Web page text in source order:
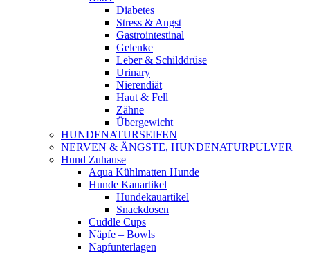
Diabetes
Stress & Angst
Gastrointestinal
Gelenke
Leber & Schilddrüse
Urinary
Nierendiät
Haut & Fell
Zähne
Übergewicht
HUNDENATURSEIFEN
NERVEN & ÄNGSTE, HUNDENATURPULVER
Hund Zuhause
Aqua Kühlmatten Hunde
Hunde Kauartikel
Hundekauartikel
Snackdosen
Cuddle Cups
Näpfe – Bowls
Napfunterlagen